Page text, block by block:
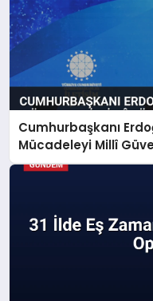
Cumhurbaşkanı
Mücadeleyi Millî